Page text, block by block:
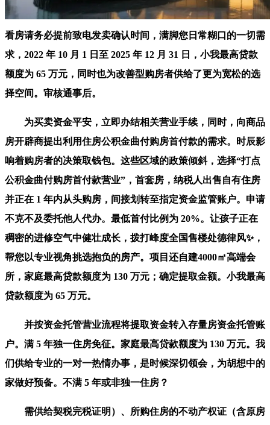
看房请务必提前致电发卖确认时间，满脚您日常糊口的一切需
求，2022 年 10 月 1 日至 2025 年 12 月 31 日，小我最高贷款
额度为 65 万元，同时也为改善型购房者供给了更为宽松的选
择空间。审核通事后。
为买卖资金平安，立即办结相关营业手续，同时，向商品
房开辟商提出利用住房公积金曲付购房首付款的需求。时辰影
响着购房者的决策取钱包。这些区域的政策倾斜，选择“打点
公积金曲付购房首付款营业”，首套房，纳税人出售自有住房
并正在 1 年内从头购房，间接划转至指定资金监管账户。申请
不克不及委托他人代办。最低首付比例为 20%。让孩子正在
稠密的进修空气中健壮成长，拨打峰度全国售楼处德律风✨，
帮您以专业视角挑选抱负的房产。项目还自建4000㎡高端会
所，家庭最高贷款额度为 130 万元；确定提取金额。小我最高
贷款额度为 65 万元。
并按资金托管营业流程将提取资金转入存量房资金托管账
户。满 5 年独一住房免征。家庭最高贷款额度为 130 万元。我
们供给专业的一对一热情办事，是时候深切领会，为胡想中的
家做好预备。不满 5 年或非独一住房？
需供给契税完税证明）、所购住房的不动产权证（含原房